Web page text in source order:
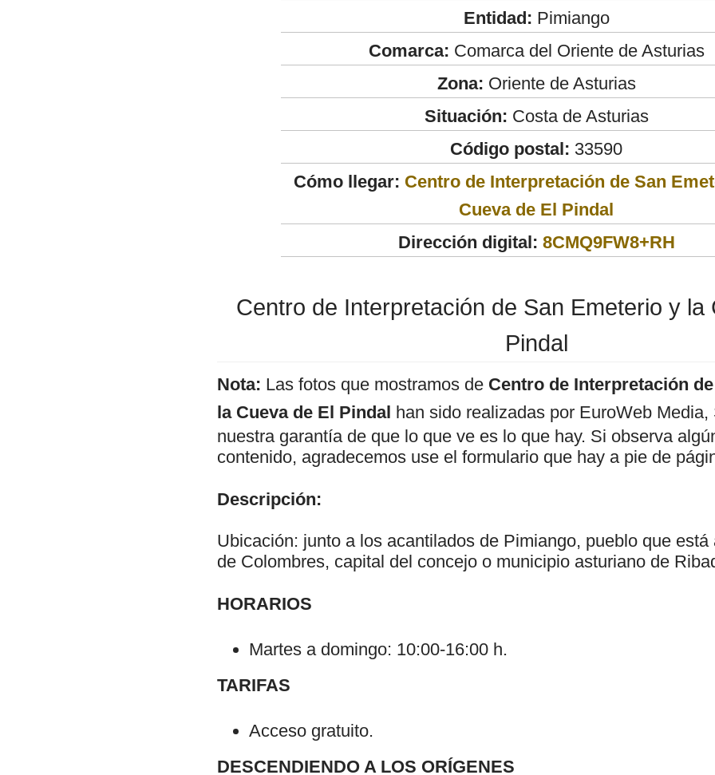
Entidad: Pimiango
Comarca: Comarca del Oriente de Asturias
Zona: Oriente de Asturias
Situación: Costa de Asturias
Código postal: 33590
Cómo llegar: Centro de Interpretación de San
Cueva de El Pindal
Dirección digital: 8CMQ9FW8+RH
Centro de Interpretación de San Emeterio y la
Pindal
Nota: Las fotos que mostramos de Centro de Interpretación
la Cueva de El Pindal han sido realizadas por EuroWeb Media,
nuestra garantía de que lo que ve es lo que hay. Si observa
contenido, agradecemos use el formulario que hay a pie de
Descripción:
Ubicación: junto a los acantilados de Pimiango, pueblo que
de Colombres, capital del concejo o municipio asturiano de
HORARIOS
Martes a domingo: 10:00-16:00 h.
TARIFAS
Acceso gratuito.
DESCENDIENDO A LOS ORÍGENES